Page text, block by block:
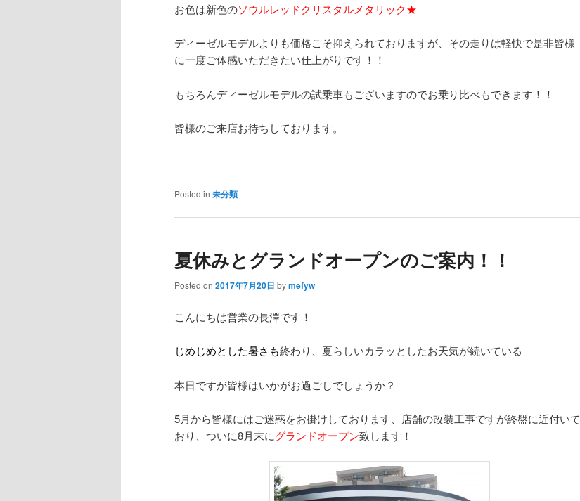
お色は新色のソウルレッドクリスタルメタリック★
ディーゼルモデルよりも価格こそ抑えられておりますが、その走りは軽快で是非皆様
に一度ご体感いただきたい仕上がりです！！
もちろんディーゼルモデルの試乗車もございますのでお乗り比べもできます！！
皆様のご来店お待ちしております。
Posted in 未分類
夏休みとグランドオープンのご案内！！
Posted on 2017年7月20日 bymefyw
こんにちは営業の長澤です！
じめじめとした暑さも終わり、夏らしいカラッとしたお天気が続いている
本日ですが皆様はいかがお過ごしでしょうか？
5月から皆様にはご迷惑をお掛けしております、店舗の改装工事ですが終盤に近付いて
おり、ついに8月末にグランドオープン致します！